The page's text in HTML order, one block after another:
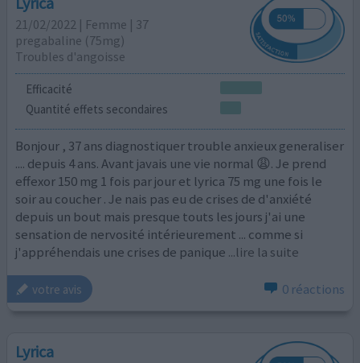
21/02/2022 | Femme | 37
pregabaline (75mg)
Troubles d'angoisse
Efficacité
Quantité effets secondaires
Bonjour , 37 ans diagnostiquer trouble anxieux generaliser
.... depuis 4 ans. Avant javais une vie normal 😩. Je prend
effexor 150 mg 1 fois par jour et lyrica 75 mg une fois le
soir au coucher . Je nais pas eu de crises de d'anxiété
depuis un bout mais presque touts les jours j'ai une
sensation de nervosité intérieurement ... comme si
j'appréhendais une crises de panique ...lire la suite
votre avis 0 réactions
Lyrica